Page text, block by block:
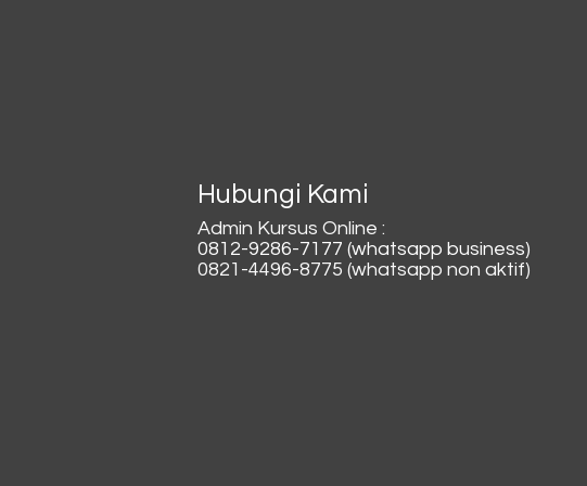
Hubungi Kami
Admin Kursus Online :
0812-9286-7177 (whatsapp business)
0821-4496-8775 (whatsapp non aktif)